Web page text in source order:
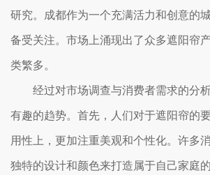
研究。成都作为一个充满活力和创意的
备受关注。市场上涌现出了众多遮阳帘
类繁多。
经过对市场调查与消费者需求的分
有趣的趋势。首先，人们对于遮阳帘的
用性上，更加注重美观和个性化。许多
独特的设计和颜色来打造属于自己家庭